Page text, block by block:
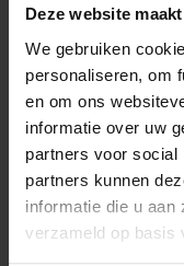
Deze website
We gebruiken
personaliseren, om
en om ons
informatie over uw
partners voor social
partners kunnen
informatie die u aan
verzameld op basis